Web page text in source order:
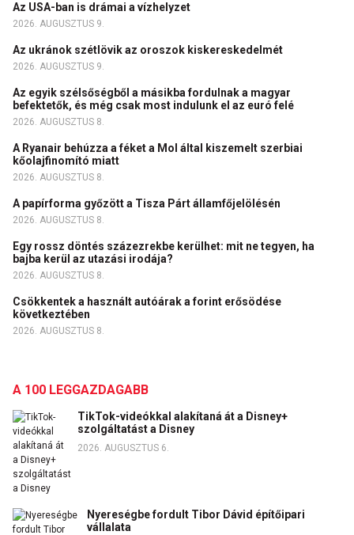
Az USA-ban is drámai a vízhelyzet
2026. AUGUSZTUS 9.
Az ukránok szétlövik az oroszok kiskereskedelmét
2026. AUGUSZTUS 9.
Az egyik szélsőségből a másikba fordulnak a magyar
befektetők, és még csak most indulunk el az euró felé
2026. AUGUSZTUS 8.
A Ryanair behúzza a féket a Mol által kiszemelt szerbiai
kőolajfinomító miatt
2026. AUGUSZTUS 8.
A papírforma győzött a Tisza Párt államfőjelölésén
2026. AUGUSZTUS 8.
Egy rossz döntés százezrekbe kerülhet: mit ne tegyen, ha
bajba kerül az utazási irodája?
2026. AUGUSZTUS 8.
Csökkentek a használt autóárak a forint erősödése
következtében
2026. AUGUSZTUS 8.
A 100 LEGGAZDAGABB
TikTok-videókkal alakítaná át a Disney+
szolgáltatást a Disney
2026. AUGUSZTUS 6.
Nyereségbe fordult Tibor Dávid építőipari
vállalata